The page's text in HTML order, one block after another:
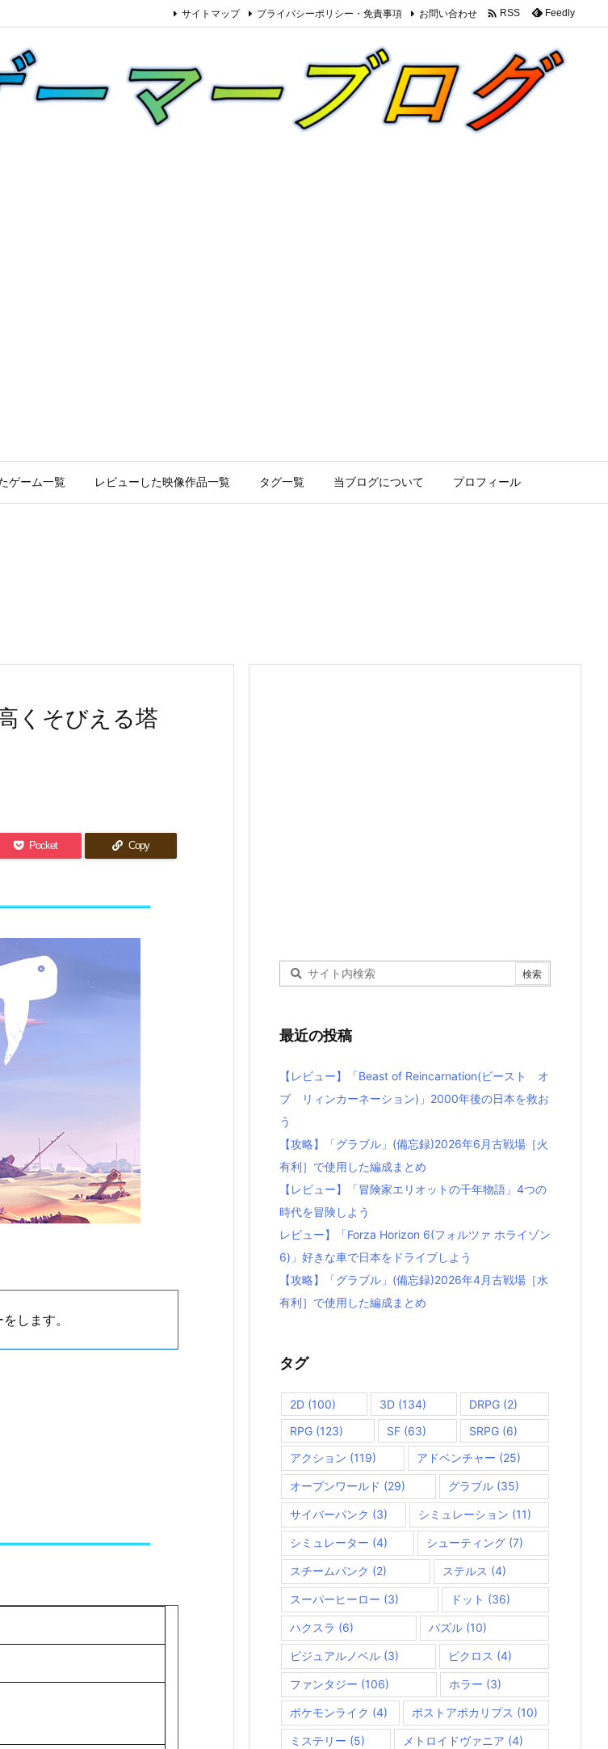
ゲーム一覧 レビューした映像作品一覧 タグ一覧 当ブログについて プロフィール
サイトマップ プライバシーポリシー・免責事項 お問い合わせ  RSS Feedly
くそびえる塔
Pocket Copy
します。
最近の投稿
【レビュー】「Beast of Reincarnation(ビースト オ
ブ リィンカーネーション)」2000年後の日本を救お
う
【攻略】「グラブル」(備忘録)2026年6月古戦場［火
有利］で使用した編成まとめ
【レビュー】「冒険家エリオットの千年物語」4つの
時代を冒険しよう
レビュー】「Forza Horizon 6(フォルツァ ホライゾン
6)」好きな車で日本をドライブしよう
【攻略】「グラブル」(備忘録)2026年4月古戦場［水
有利］で使用した編成まとめ
タグ
2D (100) 3D(134) DRPG (2)
RPG (123) SF(63) SRPG (6)
アクション (119) アドベンチャー (25)
オープンワールド (29) グラブル(35)
サイバーパンク (3) シミュレーション (11)
シミュレーター (4) シューティング(7)
スチームパンク (2) ステルス (4)
スーパーヒーロー (3) ドット (36)
ハクスラ (6) パズル(10)
ビジュアルノベル (3) ピクロス (4)
ファンタジー (106) ホラー (3)
ポケモンライク (4) ポストアポカリプス (10)
ミステリー (5) メトロイドヴァニア (4)